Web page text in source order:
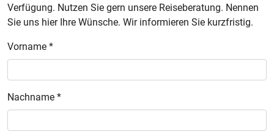
Verfügung. Nutzen Sie gern unsere Reiseberatung. Nennen
Sie uns hier Ihre Wünsche. Wir informieren Sie kurzfristig.
Vorname *
Nachname *